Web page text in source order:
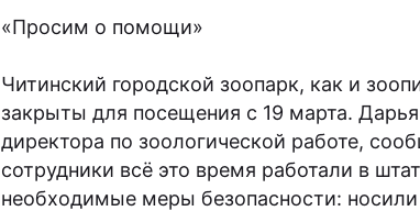
«Просим о помощи»
Читинский городской зоопарк, как и
закрыты для посещения с 19 марта.
директора по зоологической работе,
сотрудники всё это время работали в
необходимые меры безопасности: